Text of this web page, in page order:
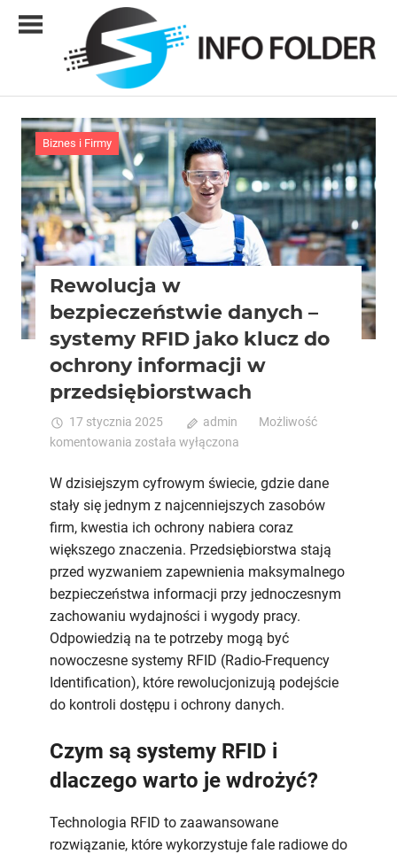
folder
Biznes i Firmy
Rewolucja w
bezpieczeństwie danych –
systemy RFID jako klucz do
ochrony informacji w
przedsiębiorstwach
17 stycznia 2025 admin
Możliwość
komentowania Rewolucja
bezpieczeństwie
danych
–
RFID
jako
klucz
do
ochrony
informacji
przedsiębiorstwach
została wyłączona
W dzisiejszym cyfrowym świecie, gdzie dane
stały się jednym z najcenniejszych zasobów
firm, kwestia ich ochrony nabiera coraz
większego znaczenia. Przedsiębiorstwa stają
przed wyzwaniem zapewnienia maksymalnego
bezpieczeństwa informacji przy jednoczesnym
zachowaniu wydajności i wygody pracy.
Odpowiedzią na te potrzeby mogą być
nowoczesne systemy RFID (Radio-Frequency
Identification), które rewolucjonizują podejście
do kontroli dostępu i ochrony danych.
Czym są systemy RFID i
dlaczego warto je wdrożyć?
Technologia RFID to zaawansowane
rozwiązanie, które wykorzystuje fale radiowe do